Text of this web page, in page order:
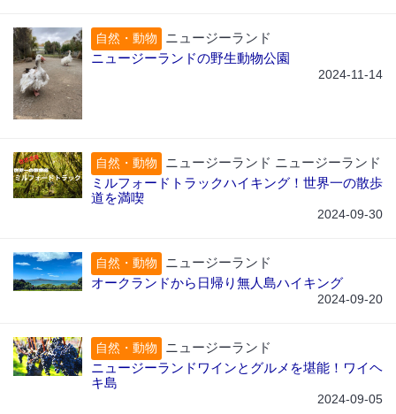
自然・動物
ニュージーランド
ニュージーランドの野生動物公園
2024-11-14
自然・動物
ニュージーランド ニュージーランド
ミルフォードトラックハイキング！世界一の散歩
道を満喫
2024-09-30
自然・動物
ニュージーランド
オークランドから日帰り無人島ハイキング
2024-09-20
自然・動物
ニュージーランド
ニュージーランドワインとグルメを堪能！ワイヘ
キ島
2024-09-05